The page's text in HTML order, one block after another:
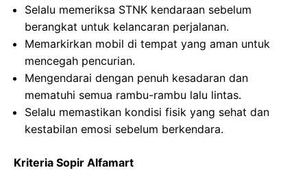
Selalu memeriksa STNK kendaraan sebelum
berangkat untuk kelancaran perjalanan.
Memarkirkan mobil di tempat yang aman untuk
mencegah pencurian.
Mengendarai dengan penuh kesadaran dan
mematuhi semua rambu-rambu lalu lintas.
Selalu memastikan kondisi fisik yang sehat dan
kestabilan emosi sebelum berkendara.
Kriteria Sopir Alfamart